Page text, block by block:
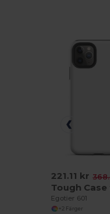
221.11 kr
Egotier 601
+2 Färger